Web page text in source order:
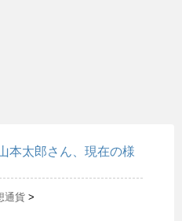
本太郎さん、現在の様
通貨 >